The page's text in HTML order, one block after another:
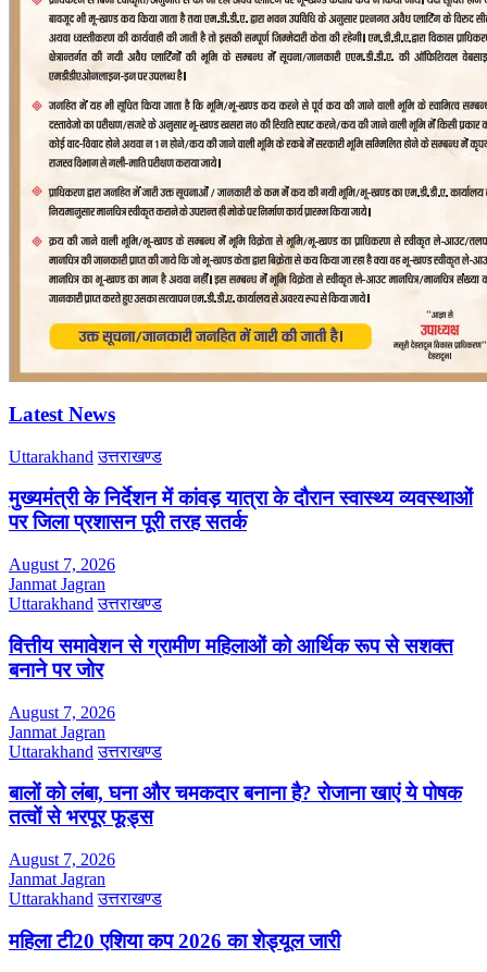
Latest News
Uttarakhand उत्तराखण्ड
मुख्यमंत्री के निर्देशन में कांवड़ यात्रा के दौरान स्वास्थ्य व्यवस्थाओं
पर जिला प्रशासन पूरी तरह सतर्क
August 7, 2026
Janmat Jagran
Uttarakhand उत्तराखण्ड
वित्तीय समावेशन से ग्रामीण महिलाओं को आर्थिक रूप से सशक्त
बनाने पर जोर
August 7, 2026
Janmat Jagran
Uttarakhand उत्तराखण्ड
बालों को लंबा, घना और चमकदार बनाना है? रोजाना खाएं ये पोषक
तत्वों से भरपूर फूड्स
August 7, 2026
Janmat Jagran
Uttarakhand उत्तराखण्ड
महिला टी20 एशिया कप 2026 का शेड्यूल जारी